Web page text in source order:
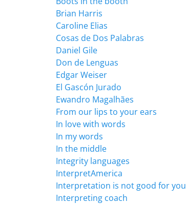
Brian Harris
Caroline Elias
Cosas de Dos Palabras
Daniel Gile
Don de Lenguas
Edgar Weiser
El Gascón Jurado
Ewandro Magalhães
From our lips to your ears
In love with words
In my words
In the middle
Integrity languages
InterpretAmerica
Interpretation is not good for you
Interpreting coach